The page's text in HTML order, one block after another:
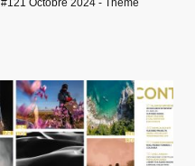
Octobre 2024 - Theme